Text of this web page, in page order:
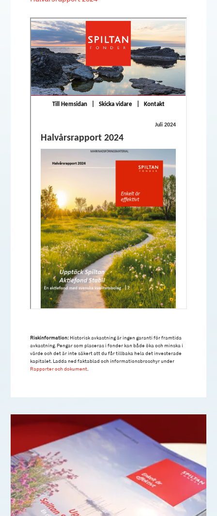
Riskinformation: Historisk avkastning är ingen garanti för framtida
avkastning. Pengar som placeras i fonder kan både öka och minska i
värde och det är inte säkert att du får tillbaka hela det investerade
kapitalet. Ladda ned faktablad och informationsbroschyr under
Rapporter och dokument